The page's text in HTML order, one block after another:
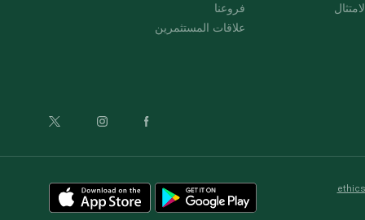
فروعنا
علاقات المستثمرين